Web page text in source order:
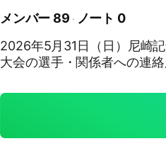
メンバー 89
ノート 0
2026年5月31日（日）尼崎
大会の選手・関係者への連絡